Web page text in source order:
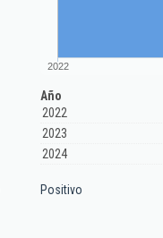
2022
Año
2022
2023
2024
Positivo